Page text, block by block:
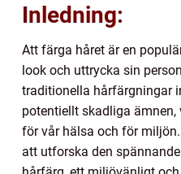
Inledning:
Att färga håret är en
look och uttrycka sin
traditionella hårfärgningar
potentiellt skadliga
för vår hälsa och för
att utforska den